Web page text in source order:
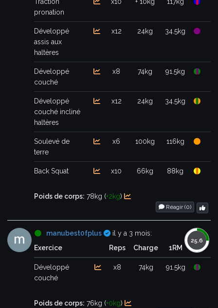
pronation
Développé
assis aux
haltères
x12 24kg 34.5kg
Développé
couché
x8 74kg 91.5kg
Développé
couché incliné
haltères
x12 24kg 34.5kg
Soulevé de
terre
x6 100kg 116kg
Back Squat x10 66kg 88kg
Poids de corps: 78kg (+2kg)
Réagir (0)
manubest0fplus Certifié
il y a 3 mois:
Exercice
Reps Charge 1RM
Développé
couché
x8 74kg 91.5kg
Poids de corps: 76kg (+0kg)